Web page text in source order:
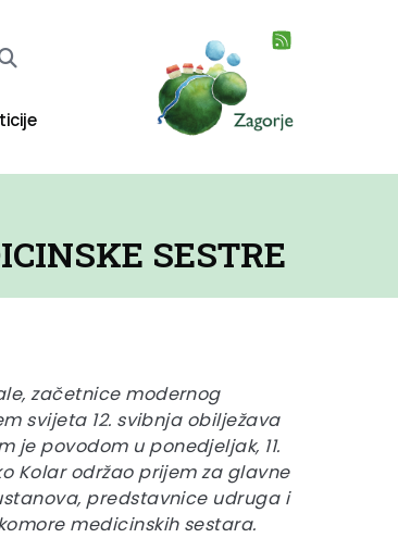
SESTRE
začetnice modernog
svijeta 12. svibnja obilježava
je povodom u ponedjeljak, 11.
Kolar održao prijem za glavne
predstavnice udruga i
medicinskih sestara.